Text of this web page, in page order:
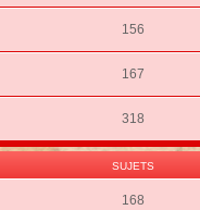
156
167
318
SUJETS
168